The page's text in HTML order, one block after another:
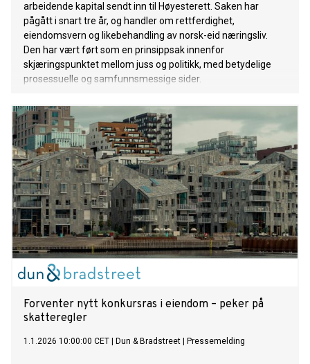
arbeidende kapital sendt inn til Høyesterett. Saken har
pågått i snart tre år, og handler om rettferdighet,
eiendomsvern og likebehandling av norsk-eid næringsliv.
Den har vært ført som en prinsippsak innenfor
skjæringspunktet mellom juss og politikk, med betydelige
prosessuelle og samfunnsmessige sider.
Forventer nytt konkursras i eiendom – peker på
skatteregler
1.1.2026 10:00:00 CET Dun & Bradstreet Pressemelding